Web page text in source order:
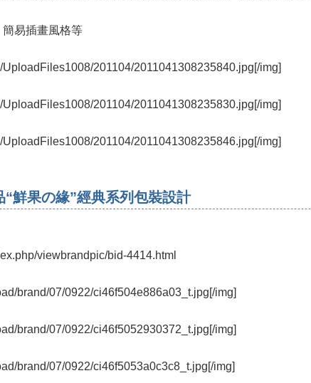
易插畫風格等
201104/2011041308235840.jpg[/img]
201104/2011041308235830.jpg[/img]
201104/2011041308235846.jpg[/img]
鮮果の緣”經典系列包裝設計
viewbrandpic/bid-4414.html
brand/07/0922/ci46f504e886a03_t.jpg[/img]
brand/07/0922/ci46f5052930372_t.jpg[/img]
brand/07/0922/ci46f5053a0c3c8_t.jpg[/img]